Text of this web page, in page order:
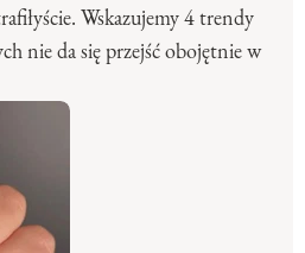
Wskazujemy 4 trendy
nie da się przejść obojętnie w